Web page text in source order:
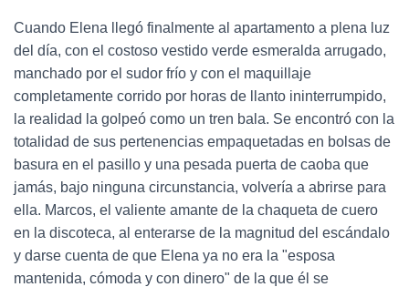
Cuando Elena llegó finalmente al apartamento a plena luz
del día, con el costoso vestido verde esmeralda arrugado,
manchado por el sudor frío y con el maquillaje
completamente corrido por horas de llanto ininterrumpido,
la realidad la golpeó como un tren bala. Se encontró con la
totalidad de sus pertenencias empaquetadas en bolsas de
basura en el pasillo y una pesada puerta de caoba que
jamás, bajo ninguna circunstancia, volvería a abrirse para
ella. Marcos, el valiente amante de la chaqueta de cuero
en la discoteca, al enterarse de la magnitud del escándalo
y darse cuenta de que Elena ya no era la "esposa
mantenida, cómoda y con dinero" de la que él se